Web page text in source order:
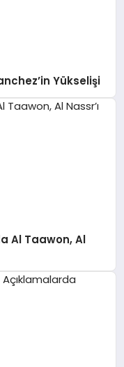
Yükselişi
Al Taawon, Al